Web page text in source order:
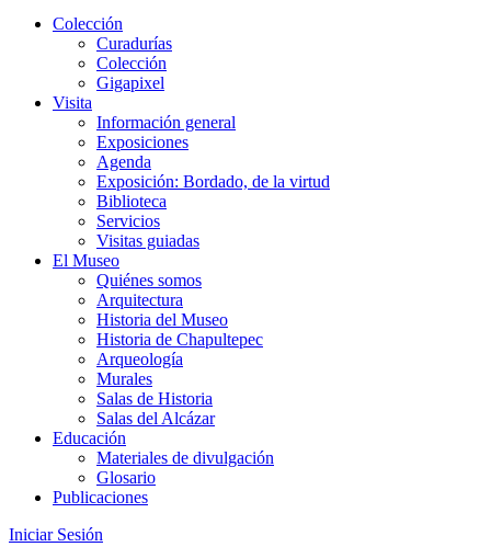
Colección
Curadurías
Colección
Gigapixel
Visita
Información general
Exposiciones
Agenda
Exposición: Bordado, de la virtud
Biblioteca
Servicios
Visitas guiadas
El Museo
Quiénes somos
Arquitectura
Historia del Museo
Historia de Chapultepec
Arqueología
Murales
Salas de Historia
Salas del Alcázar
Educación
Materiales de divulgación
Glosario
Publicaciones
Iniciar Sesión